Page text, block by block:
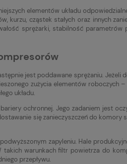
elementów układu
kurzu, cząstek stałych oraz innych
sprężarki, stabilność
jest poddawane sprężaniu. Jeżeli
zużycia elementów roboczych
układu.
ochronnej. Jego zadaniem jest
się zanieczyszczeń do komory
zapyleniu. Hale
warunkach filtr powietrza do
przepływu.